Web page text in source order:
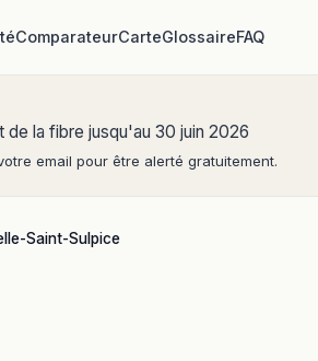
ComparateurCarteGlossaireFAQ
de la fibre jusqu'au 30 juin 2026
email pour être alerté gratuitement.
Saint-Sulpice